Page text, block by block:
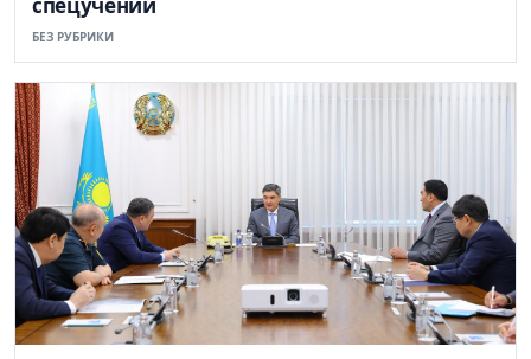
спецучений
БЕЗ РУБРИКИ